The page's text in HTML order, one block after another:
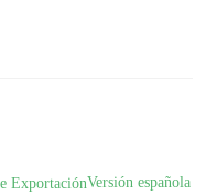
Versión española